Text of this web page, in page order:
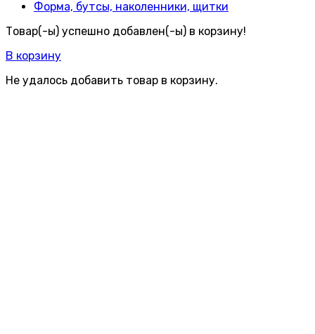
Форма, бутсы, наколенники, щитки
Товар(-ы) успешно добавлен(-ы) в корзину!
В корзину
Не удалось добавить товар в корзину.